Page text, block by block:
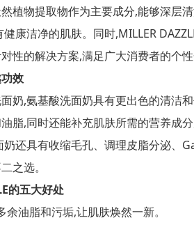
植物提取物作为主要成分,能够深层
康洁净的肌肤。同时,MILLER
性的解决方案,满足广大消费者的个性
效
奶,氨基酸洗面奶具有更出色的清洁
脂,同时还能补充肌肤所需的营养成
还具有收缩毛孔、调理皮脂分泌、
之选。
的五大好处
油脂和污垢,让肌肤焕然一新。